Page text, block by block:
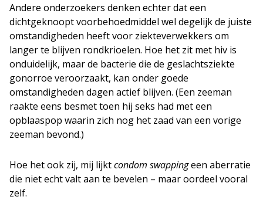
Andere onderzoekers denken echter dat een
dichtgeknoopt voorbehoedmiddel wel degelijk de juiste
omstandigheden heeft voor ziekteverwekkers om
langer te blijven rondkrioelen. Hoe het zit met hiv is
onduidelijk, maar de bacterie die de geslachtsziekte
gonorroe veroorzaakt, kan onder goede
omstandigheden dagen actief blijven. (Een zeeman
raakte eens besmet toen hij seks had met een
opblaaspop waarin zich nog het zaad van een vorige
zeeman bevond.)
Hoe het ook zij, mij lijktcondom swappingeen aberratie
die niet echt valt aan te bevelen – maar oordeel vooral
zelf.